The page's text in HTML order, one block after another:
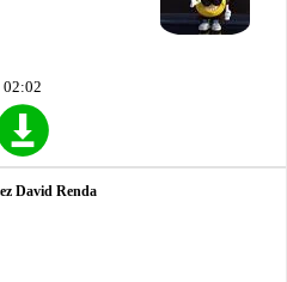
02:02
David Renda